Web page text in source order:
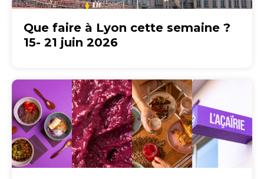
Que faire à Lyon cette semaine ?
15- 21 juin 2026